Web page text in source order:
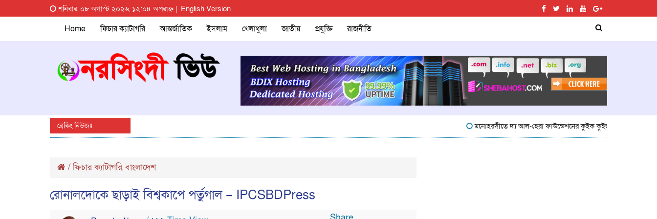
শনিবার, ০৮ অগাস্ট ২০২৬, ১২:০৪ অপরাহ্ন | English Version
Home ফিচার ক্যাটাগরি আন্তর্জাতিক ইসলাম খেলাধুলা জাতীয় প্রযুক্তি রাজনীতি
ব্রেকিং নিউজঃ মনোহরদীতে দ্য আল-হেরা ফাউন্ডেশনের কুইক কুইজ প্রতিযোগিতা অনুষ্ঠিত
/ফিচার ক্যাটাগরি,বাংলাদেশ
রোনালদোকে ছাড়াই বিশ্বকাপে পর্তুগাল – IPCSBDPress